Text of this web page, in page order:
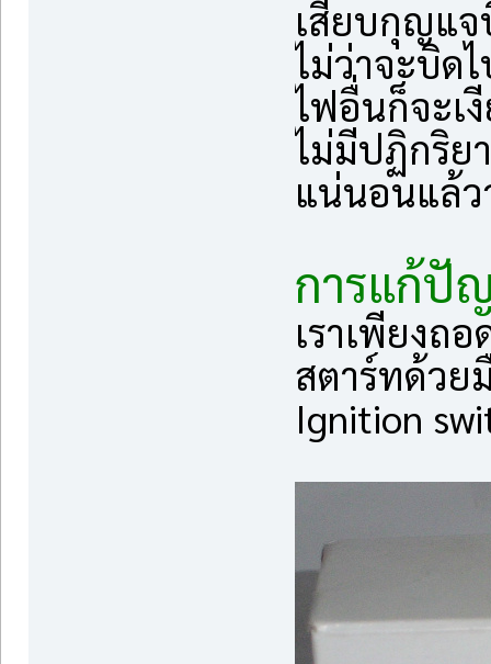
เสียบกุญแ
ไม่ว่าจะบิด
ไฟอื่นก็จะเ
ไม่มีปฏิกริย
แน่นอนแล้
การแก้ปั
เราเพียงถ
สตาร์ทด้วย
Ignition